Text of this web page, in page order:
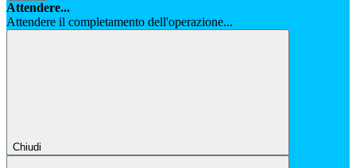
Attendere...
Attendere il completamento dell'operazione...
Chiudi